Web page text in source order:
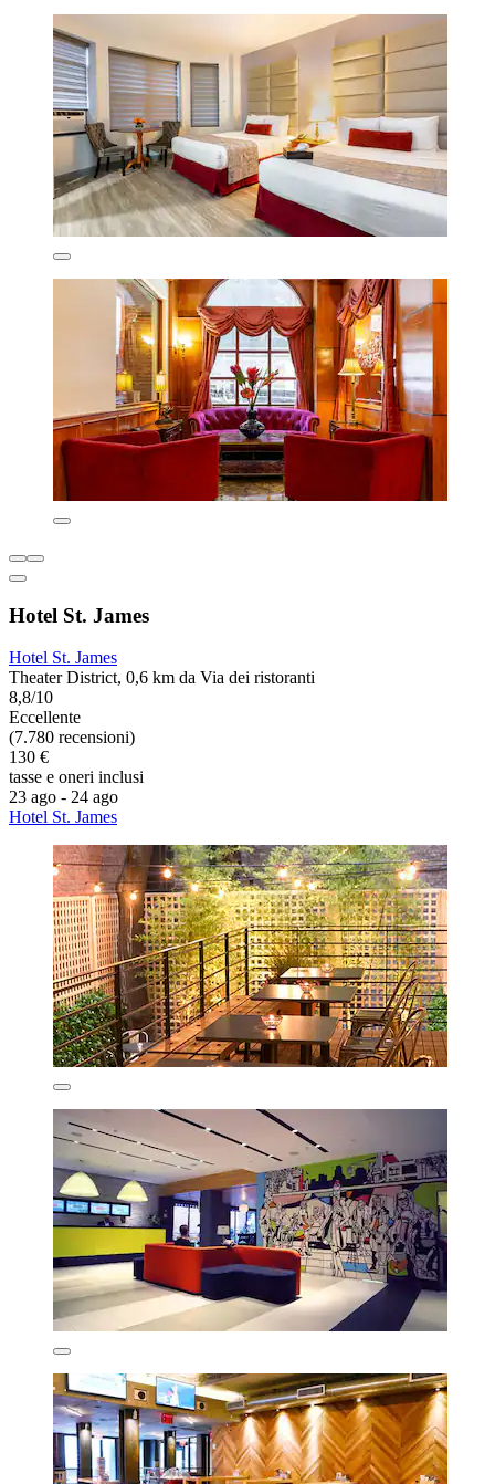
Hotel St. James
Hotel St. James
Theater District, 0,6 km da Via dei ristoranti
8,8/10
Eccellente
(7.780 recensioni)
130 €
tasse e oneri inclusi
23 ago - 24 ago
Hotel St. James